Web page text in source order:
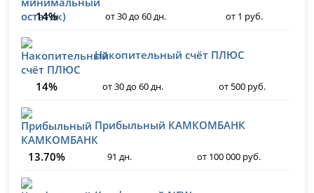
14%
от 30 до 60 дн. от 1 руб.
Накопительный счёт ПЛЮС
14% от 30 до 60 дн. от 500 руб.
Прибыльный КАМКОМБАНК
13.70% 91 дн. от 100 000 руб.